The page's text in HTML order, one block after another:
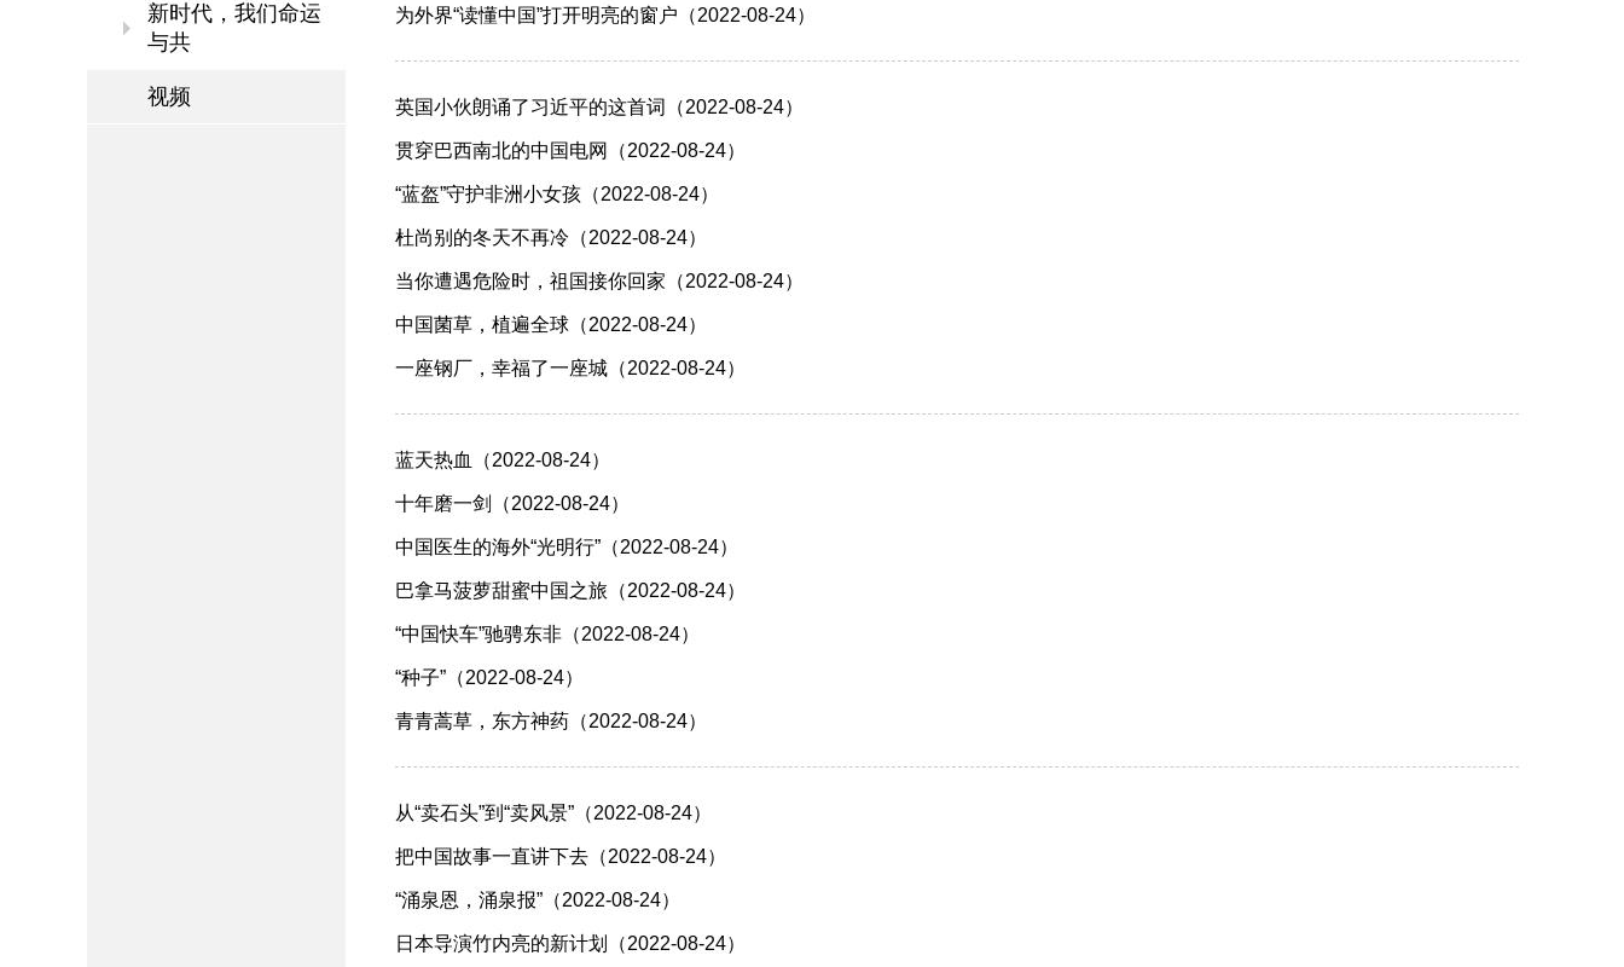
新时代，我们命运
与共
视频
为外界“读懂中国”打开明亮的窗户（2022-08-24）
英国小伙朗诵了习近平的这首词（2022-08-24）
贯穿巴西南北的中国电网（2022-08-24）
“蓝盔”守护非洲小女孩（2022-08-24）
杜尚别的冬天不再冷（2022-08-24）
当你遭遇危险时，祖国接你回家（2022-08-24）
中国菌草，植遍全球（2022-08-24）
一座钢厂，幸福了一座城（2022-08-24）
蓝天热血（2022-08-24）
​十年磨一剑（2022-08-24）
​中国医生的海外“光明行”（2022-08-24）
巴拿马菠萝甜蜜中国之旅（2022-08-24）
“中国快车”驰骋东非（2022-08-24）
​“种子”（2022-08-24）
青青蒿草，东方神药（2022-08-24）
​从“卖石头”到“卖风景”（2022-08-24）
​把中国故事一直讲下去（2022-08-24）
“涌泉恩，涌泉报”（2022-08-24）
日本导演竹内亮的新计划（2022-08-24）